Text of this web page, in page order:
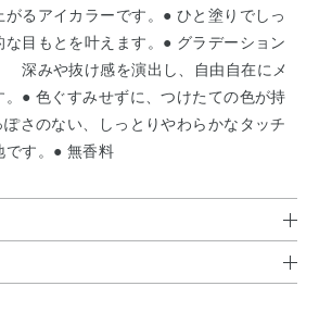
031 032 033 034
037 038 039 040
がるアイカラーです。● ひと塗りでしっ
な目もとを叶えます。● グラデーション
深みや抜け感を演出し、自由自在にメ
。● 色ぐすみせずに、つけたての色が持
さのない、しっとりやわらかなタッチ
です。● 無香料